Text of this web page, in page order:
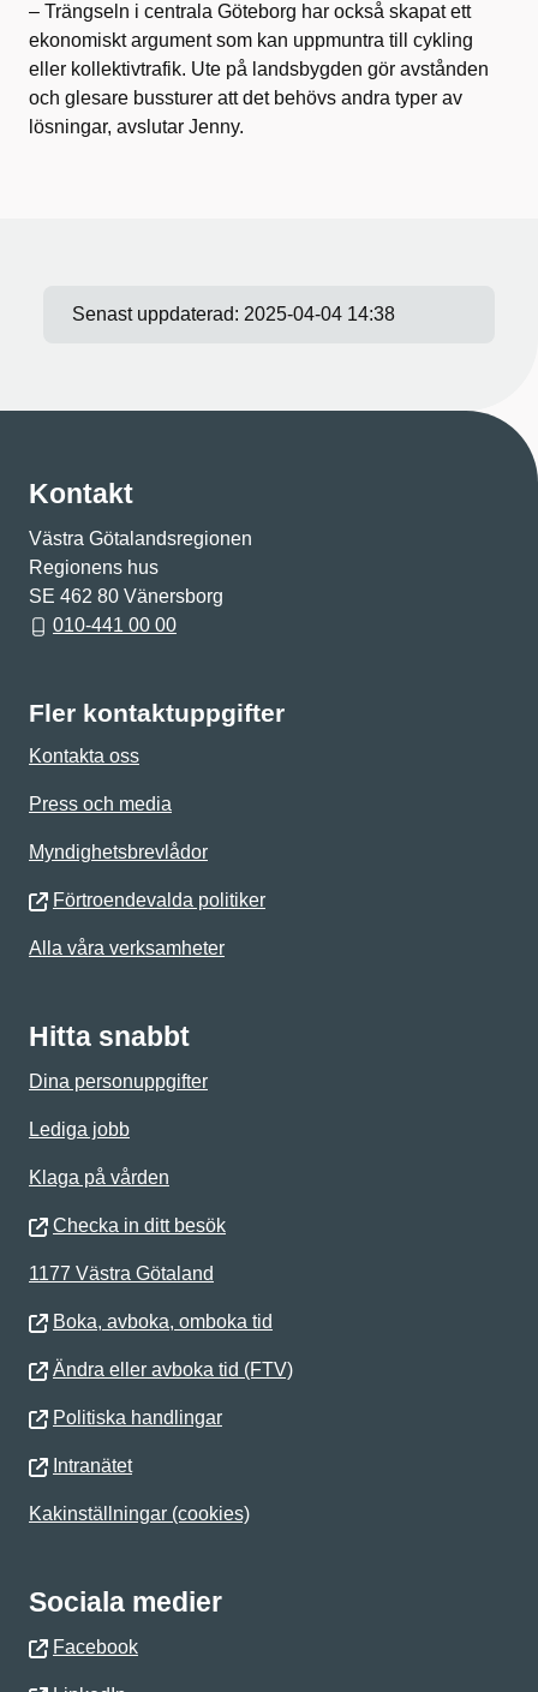
– Trängseln i centrala Göteborg har också skapat ett
ekonomiskt argument som kan uppmuntra till cykling
eller kollektivtrafik. Ute på landsbygden gör avstånden
och glesare bussturer att det behövs andra typer av
lösningar, avslutar Jenny.
Senast uppdaterad: 2025-04-04 14:38
Kontakt
Västra Götalandsregionen
Regionens hus
SE 462 80 Vänersborg
010-441 00 00
Fler kontaktuppgifter
Kontakta oss
Press och media
Myndighetsbrevlådor
Förtroendevalda politiker
Alla våra verksamheter
Hitta snabbt
Dina personuppgifter
Lediga jobb
Klaga på vården
Checka in ditt besök
1177 Västra Götaland
Boka, avboka, omboka tid
Ändra eller avboka tid (FTV)
Politiska handlingar
Intranätet
Kakinställningar (cookies)
Sociala medier
Facebook